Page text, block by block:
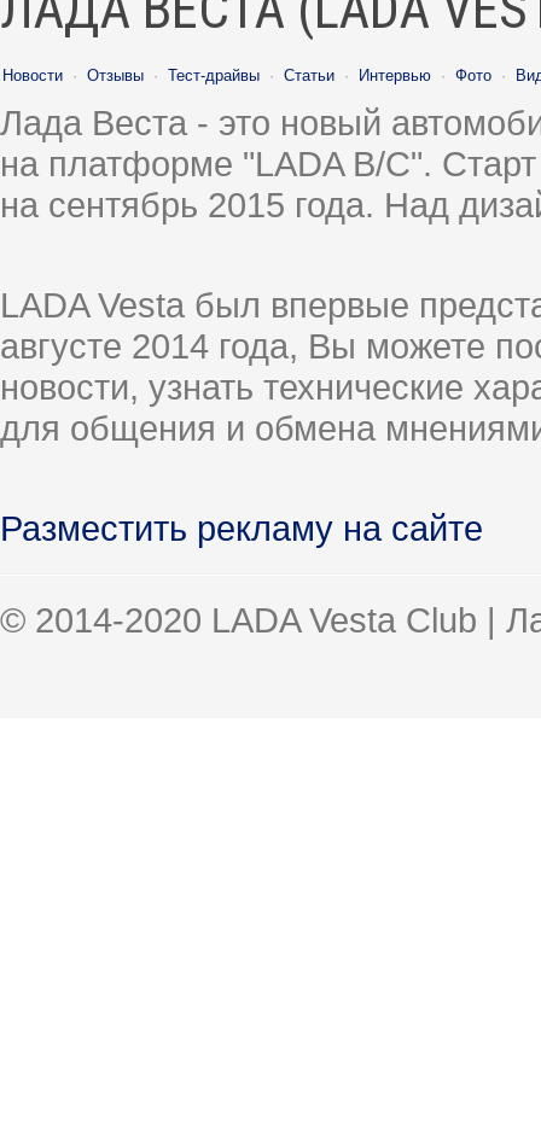
Новости · Отзывы · Тест-драйвы · Статьи · Интервью · Фото ·
Лада Веста - это новый
на платформе "LADA B/C".
на сентябрь 2015 года. Над
LADA Vesta был впервые
августе 2014 года, Вы можете
новости, узнать технические
для общения и обмена
Разместить рекламу на сайте
© 2014-2020 LADA Vesta Club |